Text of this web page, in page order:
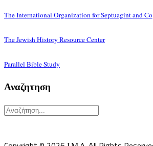
The International Organization for Septuagint and
The Jewish History Resource Center
Parallel Bible Study
Αναζητηση